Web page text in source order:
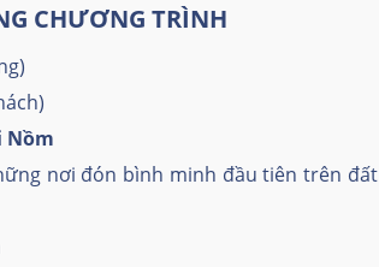
CHƯƠNG TRÌNH
Nồm
nơi đón bình minh đầu tiên trên đất